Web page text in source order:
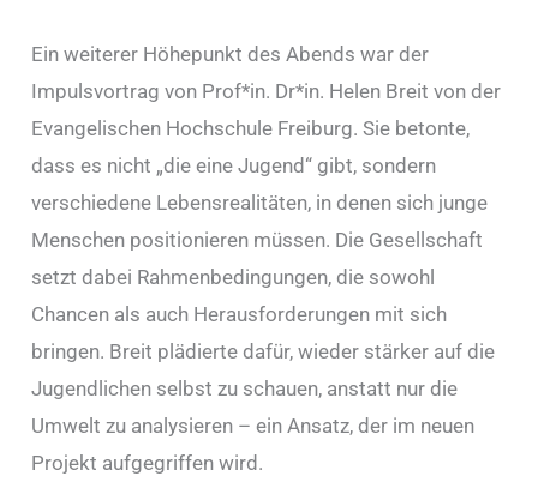
Ein weiterer Höhepunkt des Abends war der
Impulsvortrag von Prof*in. Dr*in. Helen Breit von der
Evangelischen Hochschule Freiburg. Sie betonte,
dass es nicht „die eine Jugend“ gibt, sondern
verschiedene Lebensrealitäten, in denen sich junge
Menschen positionieren müssen. Die Gesellschaft
setzt dabei Rahmenbedingungen, die sowohl
Chancen als auch Herausforderungen mit sich
bringen. Breit plädierte dafür, wieder stärker auf die
Jugendlichen selbst zu schauen, anstatt nur die
Umwelt zu analysieren – ein Ansatz, der im neuen
Projekt aufgegriffen wird.